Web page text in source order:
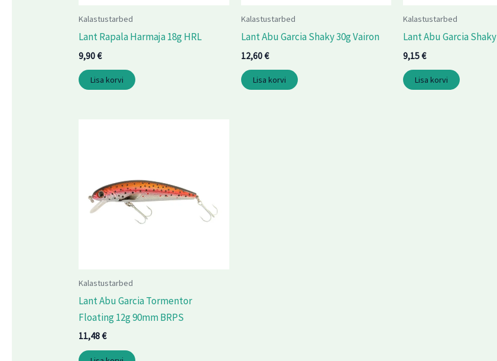
Kalastustarbed
Lant Rapala Harmaja 18g HRL
9,90€
Lisa korvi
Kalastustarbed
Lant Abu Garcia Shaky 30g Vairon
12,60€
Lisa korvi
Kalastustarbed
Lant Abu Garcia
9,15€
Lisa korvi
Kalastustarbed
Lant Abu Garcia Tormentor
Floating 12g 90mm BRPS
11,48€